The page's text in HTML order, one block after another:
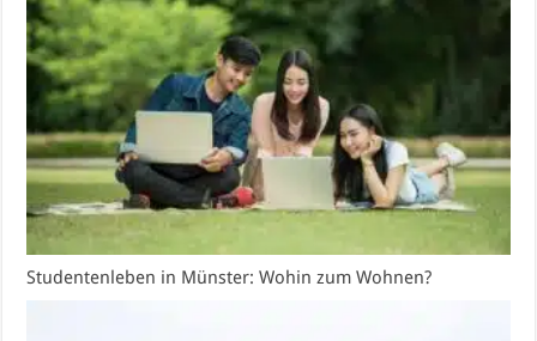
Studentenleben in Münster: Wohin zum Wohnen?